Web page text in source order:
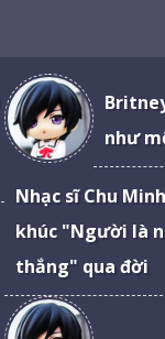
như
Nhạc sĩ Chu
khúc "Người là
thắng" qua đời